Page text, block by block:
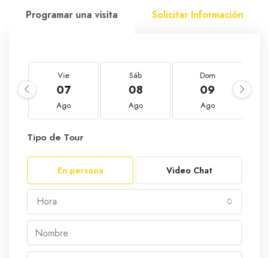
Programar una visita Solicitar Información
Vie
07
Ago
Sáb
08
Ago
Dom
09
Ago
Tipo de Tour
En persona Video Chat
Hora